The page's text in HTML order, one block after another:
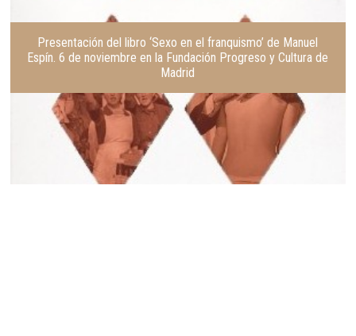
Presentación del libro ‘Sexo en el franquismo’ de Manuel
Espín. 6 de noviembre en la Fundación Progreso y Cultura de
Madrid